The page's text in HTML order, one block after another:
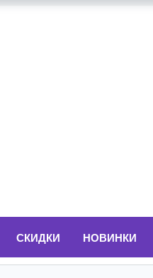
СКИДКИ НОВИНКИ